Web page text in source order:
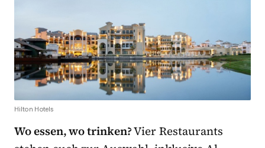
Hilton Hotels
Wo essen, wo trinken?Vier Restaurants